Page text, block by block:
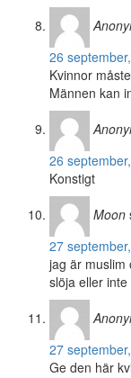
26
Kvinnor
Männen kan
26
Konstigt
Moon
27
jag är muslim
slöja eller inte
27
Ge den här